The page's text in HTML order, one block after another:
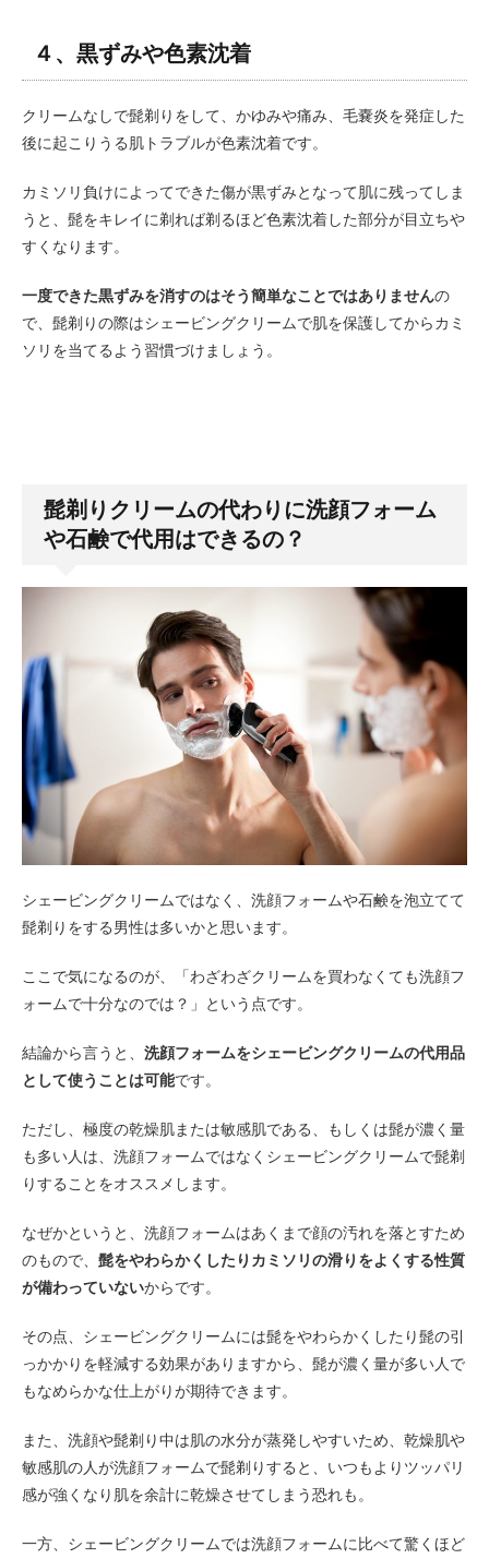
４、黒ずみや色素沈着
クリームなしで髭剃りをして、かゆみや痛み、毛嚢炎を発症した
後に起こりうる肌トラブルが色素沈着です。
カミソリ負けによってできた傷が黒ずみとなって肌に残ってしま
うと、髭をキレイに剃れば剃るほど色素沈着した部分が目立ちや
すくなります。
一度できた黒ずみを消すのはそう簡単なことではありませんの
で、髭剃りの際はシェービングクリームで肌を保護してからカミ
ソリを当てるよう習慣づけましょう。
髭剃りクリームの代わりに洗顔フォーム
や石鹸で代用はできるの？
シェービングクリームではなく、洗顔フォームや石鹸を泡立てて
髭剃りをする男性は多いかと思います。
ここで気になるのが、「わざわざクリームを買わなくても洗顔フ
ォームで十分なのでは？」という点です。
結論から言うと、 洗顔フォームをシェービングクリームの代用品
として使うことは可能です。
ただし、極度の乾燥肌または敏感肌である、もしくは髭が濃く量
も多い人は、洗顔フォームではなくシェービングクリームで髭剃
りすることをオススメします。
なぜかというと、洗顔フォームはあくまで顔の汚れを落とすため
のもので、 髭をやわらかくしたりカミソリの滑りをよくする性質
が備わっていないからです。
その点、シェービングクリームには髭をやわらかくしたり髭の引
っかかりを軽減する効果がありますから、髭が濃く量が多い人で
もなめらかな仕上がりが期待できます。
また、洗顔や髭剃り中は肌の水分が蒸発しやすいため、乾燥肌や
敏感肌の人が洗顔フォームで髭剃りすると、いつもよりツッパリ
感が強くなり肌を余計に乾燥させてしまう恐れも。
一方、シェービングクリームでは洗顔フォームに比べて驚くほど